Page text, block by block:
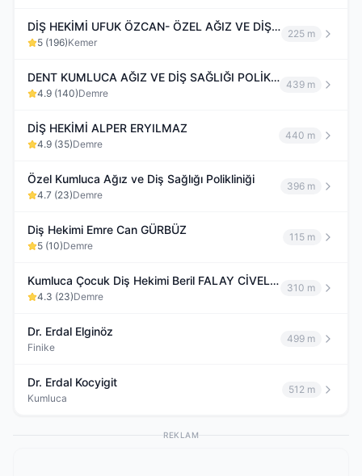
DİŞ HEKİMİ UFUK ÖZCAN- ÖZEL AĞIZ VE DİŞ SAĞLIĞI KLİNİĞİ
5 (196)Kemer
225 m
DENT KUMLUCA AĞIZ VE DİŞ SAĞLIĞI POLİKLİNİĞİ
4.9 (140)Demre
439 m
DİŞ HEKİMİ ALPER ERYILMAZ
4.9 (35)Demre
440 m
Özel Kumluca Ağız ve Diş Sağlığı Polikliniği
4.7 (23)Demre
396 m
Diş Hekimi Emre Can GÜRBÜZ
5 (10)Demre
115 m
Kumluca Çocuk Diş Hekimi Beril FALAY CİVELEK
4.3 (23)Demre
310 m
Dr. Erdal Elginöz
Finike
499 m
Dr. Erdal Kocyigit
Kumluca
512 m
REKLAM